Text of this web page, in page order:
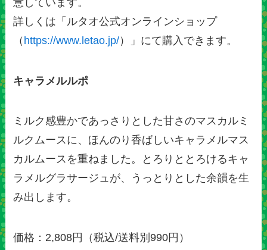
詳しくは「ルタオ公式オンラインショップ
（ https://www.letao.jp/）」にて購入できます。
キャラメルルポ
ミルク感豊かであっさりとした甘さのマスカルミ
ルクムースに、ほんのり香ばしいキャラメルマス
カルムースを重ねました。とろりととろけるキャ
ラメルグラサージュが、うっとりとした余韻を生
み出します。
価格：2,808円（税込/送料別990円）